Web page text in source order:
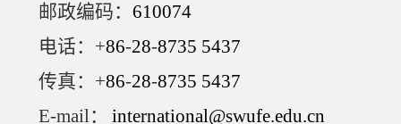
邮政编码： 610074
电话： +86-28-8735 5437
传真： +86-28-8735 5437
E-mail：
international@swufe.edu.cn